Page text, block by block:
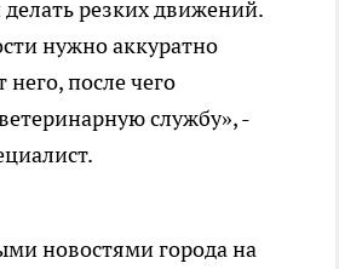
резких движений.
нужно аккуратно
него, после чего
службу», -
новостями города на